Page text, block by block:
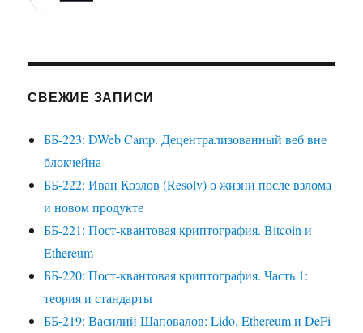
СВЕЖИЕ ЗАПИСИ
ББ-223: DWeb Camp. Децентрализованный веб вне
блокчейна
ББ-222: Иван Козлов (Resolv) о жизни после взлома
и новом продукте
ББ-221: Пост-квантовая криптография. Bitcoin и
Ethereum
ББ-220: Пост-квантовая криптография. Часть 1:
теория и стандарты
ББ-219: Василий Шаповалов: Lido, Ethereum и DeFi